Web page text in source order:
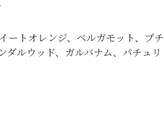
ートオレンジ、ベルガモット、プ
ダルウッド、ガルバナム、パチュリ